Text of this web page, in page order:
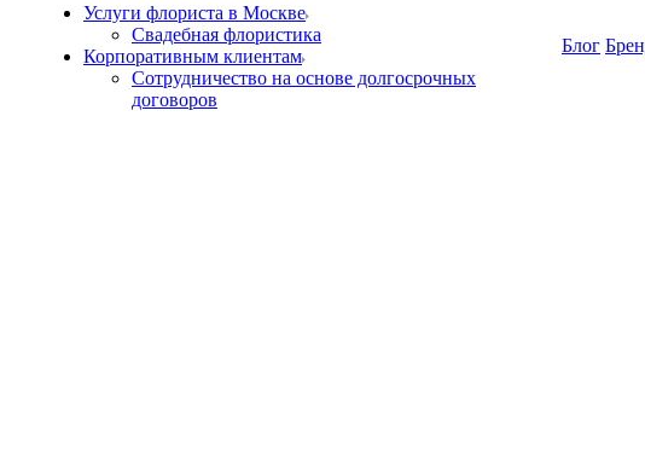
Услуги флориста в Москве
Свадебная флористика
Корпоративным клиентам
Сотрудничество на основе долгосрочных
договоров
Блог